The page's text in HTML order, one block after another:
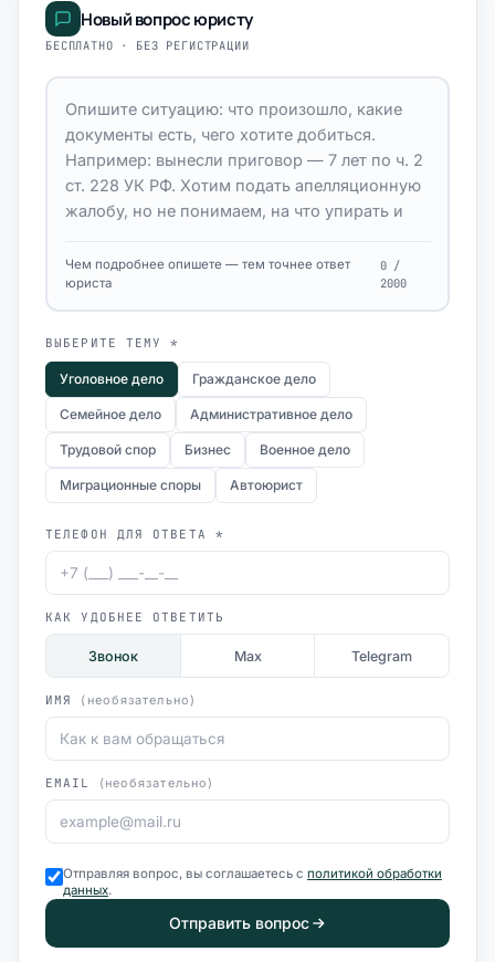
Новый вопрос юристу
БЕСПЛАТНО · БЕЗ РЕГИСТРАЦИИ
Чем подробнее опишете — тем точнее ответ
юриста
0 /
2000
ВЫБЕРИТЕ ТЕМУ *
Уголовное дело Гражданское дело
Семейное дело Административное дело
Трудовой спор Бизнес Военное дело
Миграционные споры Автоюрист
ТЕЛЕФОН ДЛЯ ОТВЕТА *
КАК УДОБНЕЕ ОТВЕТИТЬ
Звонок Max Telegram
ИМЯ (необязательно)
EMAIL (необязательно)
Отправляя вопрос, вы соглашаетесь с политикой обработки
данных.
Отправить вопрос